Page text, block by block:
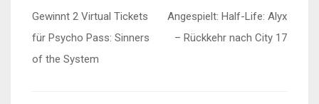
Beitragsnavigation
Gewinnt 2 Virtual Tickets
für Psycho Pass: Sinners
of the System
Angespielt: Half-Life: Alyx
– Rückkehr nach City 17